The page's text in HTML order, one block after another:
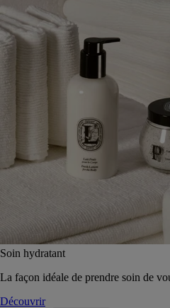
Soin hydratant
La façon idéale de prendre soin de
Découvrir